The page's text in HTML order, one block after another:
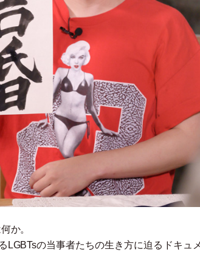
か。
LGBTsの当事者たちの生き方に迫るドキュ